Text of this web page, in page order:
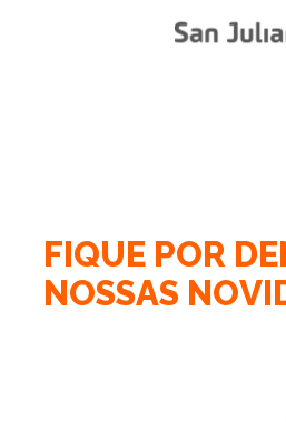
FIQUE POR DE
NOSSAS NOVI